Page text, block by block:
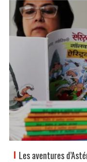
Les aventures